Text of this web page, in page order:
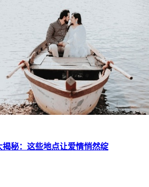
秘：这些地点让爱情悄然绽